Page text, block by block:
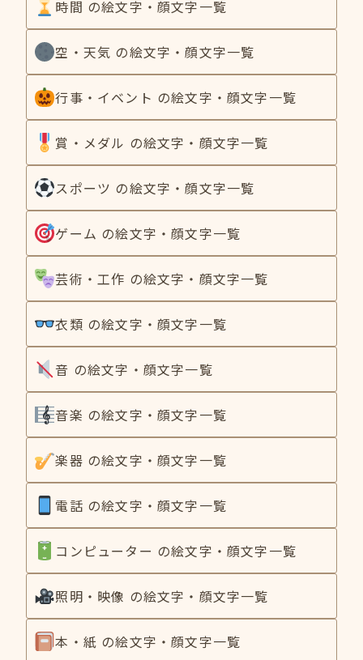
時間 の絵文字・顔文字一覧
空・天気 の絵文字・顔文字一覧
行事・イベント の絵文字・顔文字一覧
賞・メダル の絵文字・顔文字一覧
スポーツ の絵文字・顔文字一覧
ゲーム の絵文字・顔文字一覧
芸術・工作 の絵文字・顔文字一覧
衣類 の絵文字・顔文字一覧
音 の絵文字・顔文字一覧
音楽 の絵文字・顔文字一覧
楽器 の絵文字・顔文字一覧
電話 の絵文字・顔文字一覧
コンピューター の絵文字・顔文字一覧
照明・映像 の絵文字・顔文字一覧
本・紙 の絵文字・顔文字一覧